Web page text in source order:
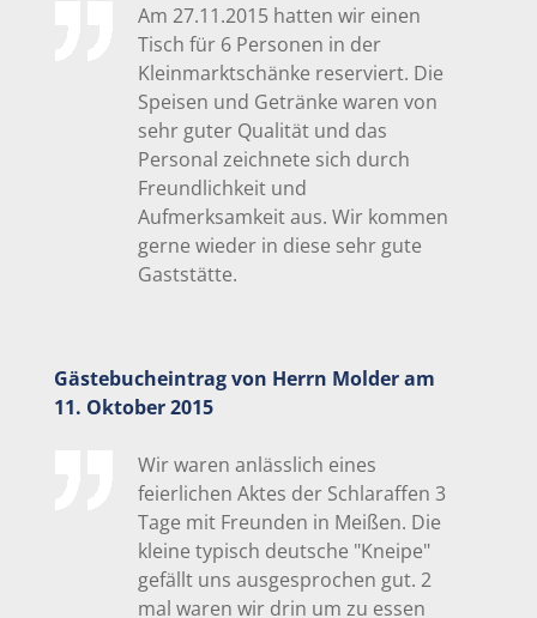
Am 27.11.2015 hatten wir einen
Tisch für 6 Personen in der
Kleinmarktschänke reserviert. Die
Speisen und Getränke waren von
sehr guter Qualität und das
Personal zeichnete sich durch
Freundlichkeit und
Aufmerksamkeit aus. Wir kommen
gerne wieder in diese sehr gute
Gaststätte.
Gästebucheintrag von Herrn Molder am
11. Oktober 2015
Wir waren anlässlich eines
feierlichen Aktes der Schlaraffen 3
Tage mit Freunden in Meißen. Die
kleine typisch deutsche "Kneipe"
gefällt uns ausgesprochen gut. 2
mal waren wir drin um zu essen